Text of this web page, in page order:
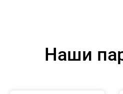
Наши